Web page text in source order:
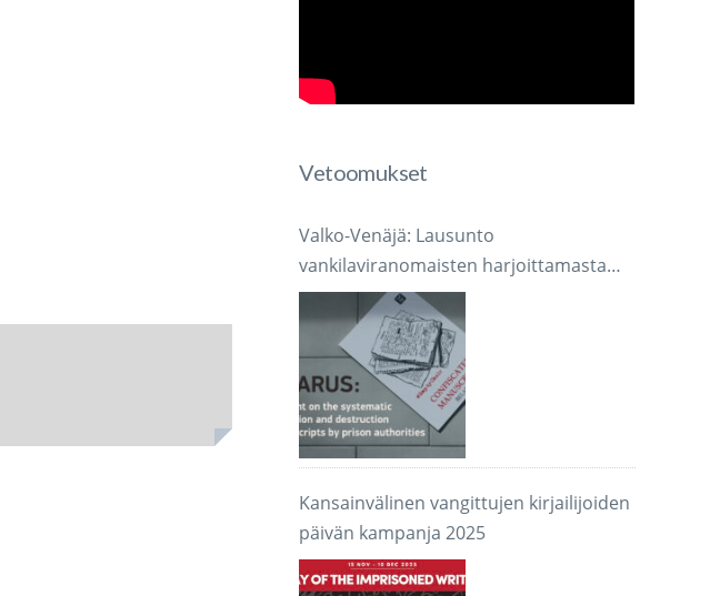
Vetoomukset
Valko-Venäjä: Lausunto
vankilaviranomaisten harjoittamasta
järjestelmällisestä käsikirjoitusten
takavarikoinnista ja tuhoamisesta
Kansainvälinen vangittujen kirjailijoiden
päivän kampanja 2025